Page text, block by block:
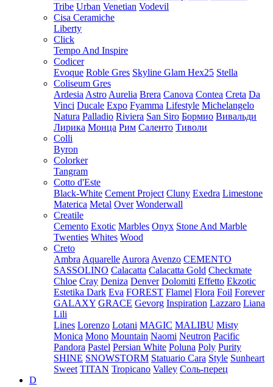
Tribe Urban Venetian Vodevil
Cisa Ceramiche
Liberty
Click
Tempo And Inspire
Codicer
Evoque Roble Gres Skyline Glam Hex25 Stella
Coliseum Gres
Ardesia Astro Aurelia Brera Canova Contea Creta Da
Vinci Ducale Expo Fyamma Lifestyle Michelangelo
Natura Palladio Riviera San Siro Бормио Вивальди
Лирика Монца Рим Саленто Тиволи
Colli
Byron
Colorker
Tangram
Cotto d'Este
Black-White Cement Project Cluny Exedra Limestone
Materica Metal Over Wonderwall
Creatile
Cemento Exotic Marbles Onyx Stone And Marble
Twenties Whites Wood
Creto
Ambra Aquarelle Aurora Avenzo CEMENTO
SASSOLINO Calacatta Calacatta Gold Checkmate
Chloe Cray Deniza Denver Dolomiti Effetto Ekzotic
Estetika Dark Eva FOREST Flamel Flora Foil Forever
GALAXY GRACE Gevorg Inspiration Lazzaro Liana
Lili
Lines Lorenzo Lotani MAGIC MALIBU Misty
Monica Mono Mountain Naomi Neutron Pacific
Pandora Pastel Persian White Poluna Poly Purity
SHINE SNOWSTORM Statuario Cara Style Sunheart
Sweet TITAN Tropicano Valley Соль-перец
D